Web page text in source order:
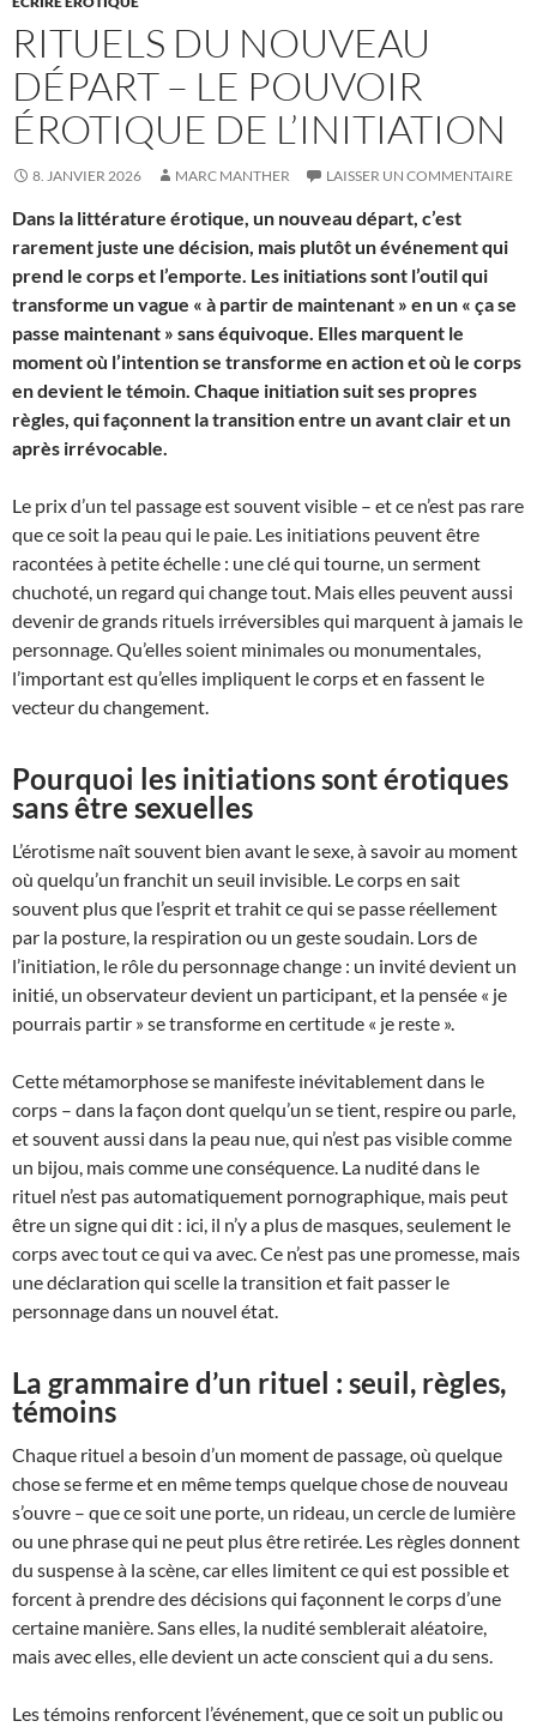
RITUELS DU NOUVEAU
DÉPART – LE POUVOIR
ÉROTIQUE DE L’INITIATION
8. JANVIER 2026 MARC MANTHER LAISSER UN COMMENTAIRE
Dans la littérature érotique, un nouveau départ, c’est
rarement juste une décision, mais plutôt un événement qui
prend le corps et l’emporte. Les initiations sont l’outil qui
transforme un vague « à partir de maintenant » en un « ça se
passe maintenant » sans équivoque. Elles marquent le
moment où l’intention se transforme en action et où le corps
en devient le témoin. Chaque initiation suit ses propres
règles, qui façonnent la transition entre un avant clair et un
après irrévocable.
Le prix d’un tel passage est souvent visible – et ce n’est pas rare
que ce soit la peau qui le paie. Les initiations peuvent être
racontées à petite échelle : une clé qui tourne, un serment
chuchoté, un regard qui change tout. Mais elles peuvent aussi
devenir de grands rituels irréversibles qui marquent à jamais le
personnage. Qu’elles soient minimales ou monumentales,
l’important est qu’elles impliquent le corps et en fassent le
vecteur du changement.
Pourquoi les initiations sont érotiques
sans être sexuelles
L’érotisme naît souvent bien avant le sexe, à savoir au moment
où quelqu’un franchit un seuil invisible. Le corps en sait
souvent plus que l’esprit et trahit ce qui se passe réellement
par la posture, la respiration ou un geste soudain. Lors de
l’initiation, le rôle du personnage change : un invité devient un
initié, un observateur devient un participant, et la pensée « je
pourrais partir » se transforme en certitude « je reste ».
Cette métamorphose se manifeste inévitablement dans le
corps – dans la façon dont quelqu’un se tient, respire ou parle,
et souvent aussi dans la peau nue, qui n’est pas visible comme
un bijou, mais comme une conséquence. La nudité dans le
rituel n’est pas automatiquement pornographique, mais peut
être un signe qui dit : ici, il n’y a plus de masques, seulement le
corps avec tout ce qui va avec. Ce n’est pas une promesse, mais
une déclaration qui scelle la transition et fait passer le
personnage dans un nouvel état.
La grammaire d’un rituel : seuil, règles,
témoins
Chaque rituel a besoin d’un moment de passage, où quelque
chose se ferme et en même temps quelque chose de nouveau
s’ouvre – que ce soit une porte, un rideau, un cercle de lumière
ou une phrase qui ne peut plus être retirée. Les règles donnent
du suspense à la scène, car elles limitent ce qui est possible et
forcent à prendre des décisions qui façonnent le corps d’une
certaine manière. Sans elles, la nudité semblerait aléatoire,
mais avec elles, elle devient un acte conscient qui a du sens.
Les témoins renforcent l’événement, que ce soit un public ou